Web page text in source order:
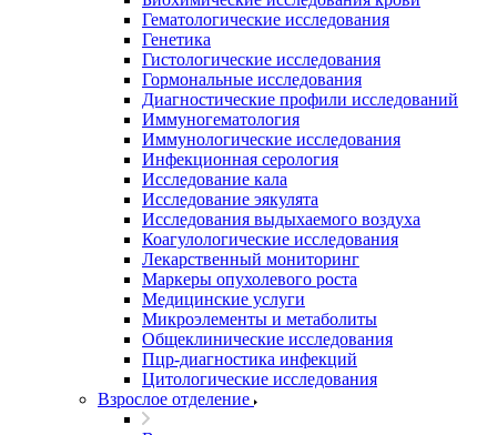
Гематологические исследования
Генетика
Гистологические исследования
Гормональные исследования
Диагностические профили исследований
Иммуногематология
Иммунологические исследования
Инфекционная серология
Исследование кала
Исследование эякулята
Исследования выдыхаемого воздуха
Коагулологические исследования
Лекарственный мониторинг
Маркеры опухолевого роста
Медицинские услуги
Микроэлементы и метаболиты
Общеклинические исследования
Пцр-диагностика инфекций
Цитологические исследования
Взрослое отделение